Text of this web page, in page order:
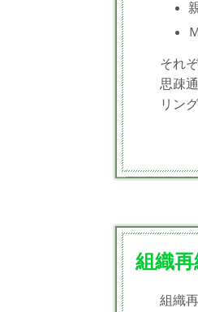
それ
思疎
リン
組織
組織